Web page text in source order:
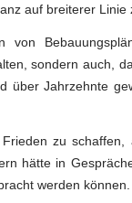
auf breiterer Linie
von
sondern auch,
über Jahrzehnte
zu
hätte in
werden können.